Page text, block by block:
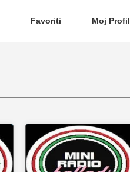
Favoriti Moj Profil